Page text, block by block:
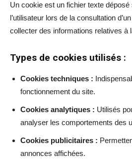
Un cookie est un fichier texte
l’utilisateur lors de la consultation
collecter des informations relatives à
Types de cookies utilisés :
Cookies techniques :
fonctionnement du site.
Cookies analytiques : Utilisés
analyser les comportements des
Cookies publicitaires :
annonces affichées.